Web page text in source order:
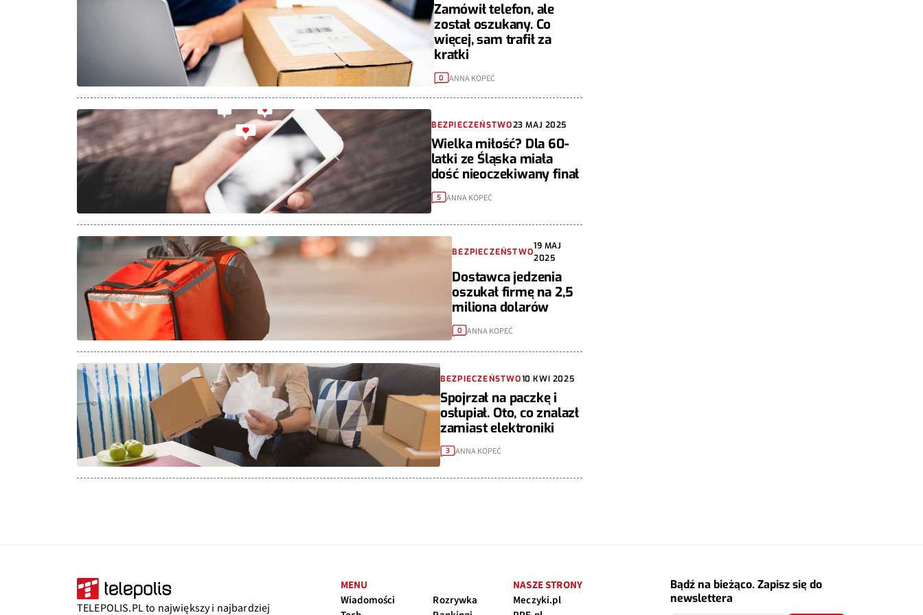
Zamówił telefon, ale
został oszukany. Co
więcej, sam trafił za
kratki
0 ANNA KOPEĆ
BEZPIECZEŃSTWO23 MAJ 2025
Wielka miłość? Dla 60-
latki ze Śląska miała
dość nieoczekiwany finał
5 ANNA KOPEĆ
BEZPIECZEŃSTWO
19 MAJ
2025
Dostawca jedzenia
oszukał firmę na 2,5
miliona dolarów
0 ANNA KOPEĆ
BEZPIECZEŃSTWO10 KWI 2025
Spojrzał na paczkę i
osłupiał. Oto, co znalazł
zamiast elektroniki
3 ANNA KOPEĆ
TELEPOLIS.PL to największy i najbardziej
MENU
Wiadomości
Rozrywka
NASZE STRONY
Meczyki.pl
Bądź na bieżąco. Zapisz się do
newslettera